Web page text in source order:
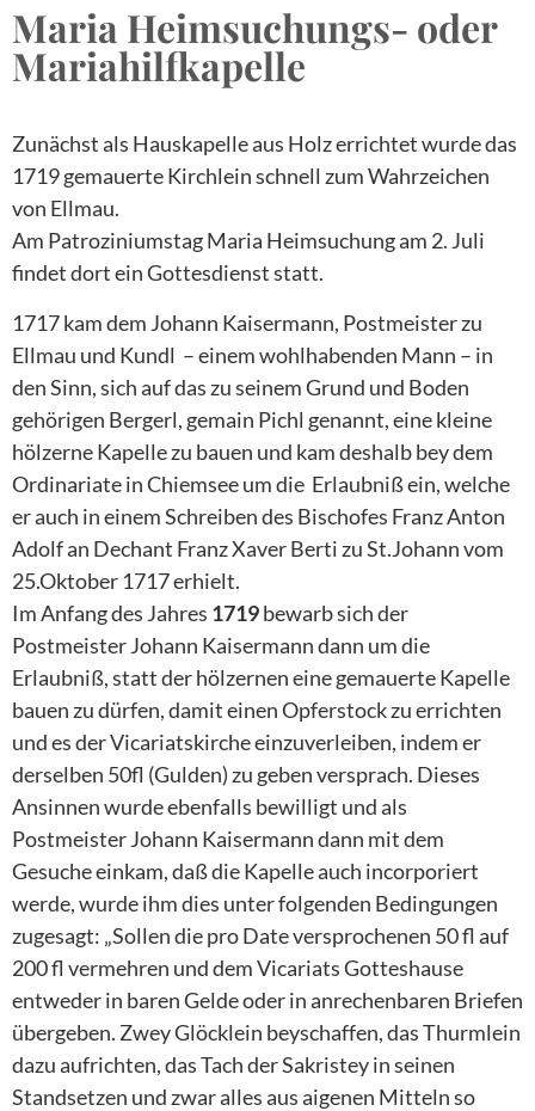
Maria Heimsuchungs- oder
Mariahilfkapelle
Zunächst als Hauskapelle aus Holz errichtet wurde das
1719 gemauerte Kirchlein schnell zum Wahrzeichen
von Ellmau.
Am Patroziniumstag Maria Heimsuchung am 2. Juli
findet dort ein Gottesdienst statt.
1717 kam dem Johann Kaisermann, Postmeister zu
Ellmau und Kundl – einem wohlhabenden Mann – in
den Sinn, sich auf das zu seinem Grund und Boden
gehörigen Bergerl, gemain Pichl genannt, eine kleine
hölzerne Kapelle zu bauen und kam deshalb bey dem
Ordinariate in Chiemsee um die Erlaubniß ein, welche
er auch in einem Schreiben des Bischofes Franz Anton
Adolf an Dechant Franz Xaver Berti zu St.Johann vom
25.Oktober 1717 erhielt.
Im Anfang des Jahres 1719bewarb sich der
Postmeister Johann Kaisermann dann um die
Erlaubniß, statt der hölzernen eine gemauerte Kapelle
bauen zu dürfen, damit einen Opferstock zu errichten
und es der Vicariatskirche einzuverleiben, indem er
derselben 50fl (Gulden) zu geben versprach. Dieses
Ansinnen wurde ebenfalls bewilligt und als
Postmeister Johann Kaisermann dann mit dem
Gesuche einkam, daß die Kapelle auch incorporiert
werde, wurde ihm dies unter folgenden Bedingungen
zugesagt: „Sollen die pro Date versprochenen 50 fl auf
200 fl vermehren und dem Vicariats Gotteshause
entweder in baren Gelde oder in anrechenbaren Briefen
übergeben. Zwey Glöcklein beyschaffen, das Thurmlein
dazu aufrichten, das Tach der Sakristey in seinen
Standsetzen und zwar alles aus aigenen Mitteln so